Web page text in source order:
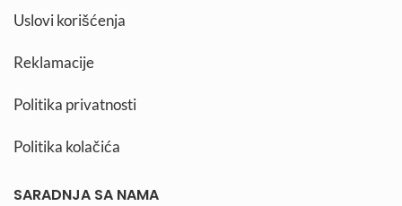
Uslovi korišćenja
Reklamacije
Politika privatnosti
Politika kolačića
SARADNJA SA NAMA